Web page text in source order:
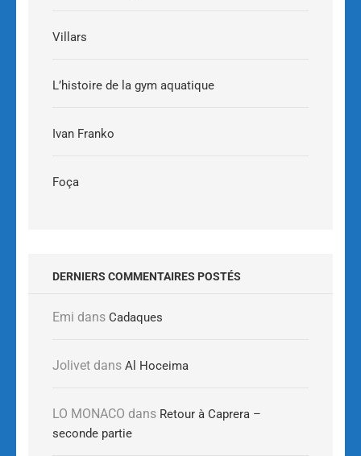
Villars
L’histoire de la gym aquatique
Ivan Franko
Foça
DERNIERS COMMENTAIRES POSTÉS
Emi dans Cadaques
Jolivet dans Al Hoceima
LO MONACO dans Retour à Caprera –
seconde partie